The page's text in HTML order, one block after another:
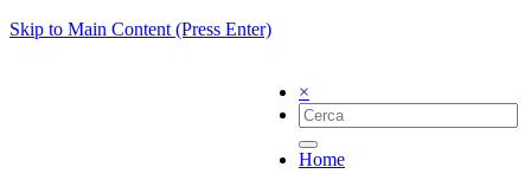
Skip to Main Content (Press Enter)
×
Home